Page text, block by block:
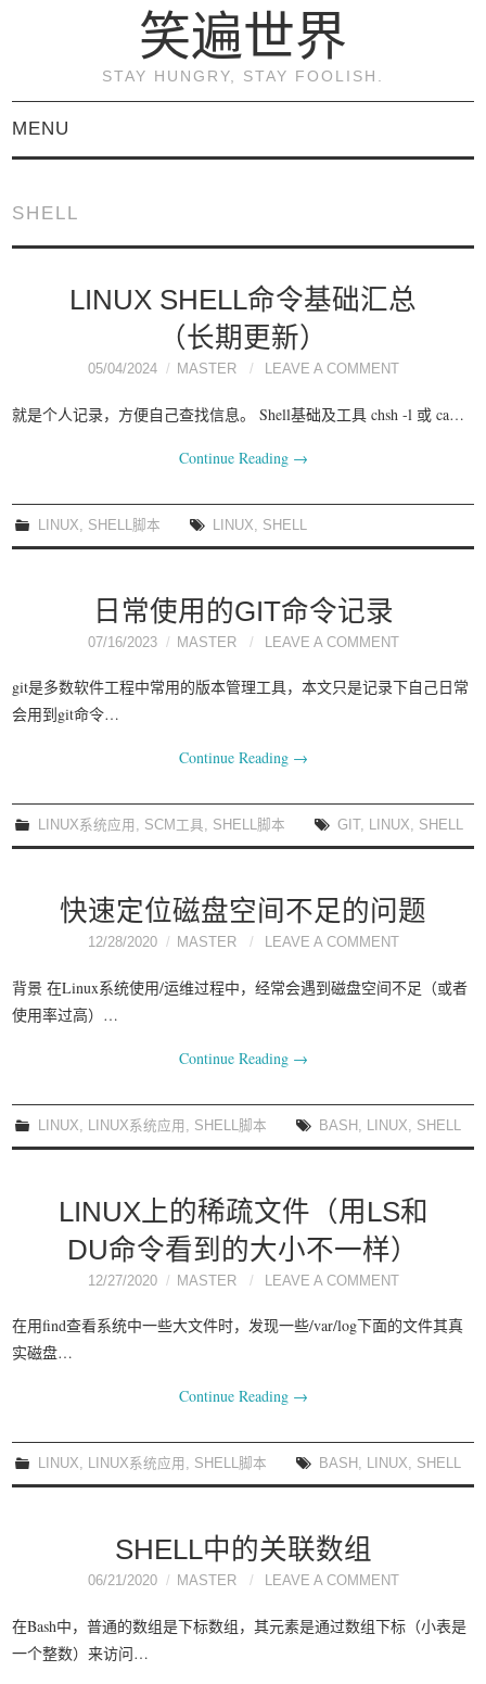
笑遍世界
STAY HUNGRY, STAY FOOLISH.
MENU
（连载）
《KVM虚拟化技术：实
战与原理解析》
我要笑遍世界
SHELL
LINUX SHELL命令基础汇总
（长期更新）
05/04/2024 MASTER LEAVE A COMMENT
就是个人记录，方便自己查找信息。 Shell基础及工具 chsh -l 或 ca…
Continue Reading →
LINUX SHELL脚本 LINUX SHELL
日常使用的GIT命令记录
07/16/2023 MASTER LEAVE A COMMENT
git是多数软件工程中常用的版本管理工具，本文只是记录下自己日常
会用到git命令…
Continue Reading →
LINUX系统应用 , SCM工具, SHELL脚本 GIT , LINUX, SHELL
快速定位磁盘空间不足的问题
12/28/2020 MASTER LEAVE A COMMENT
背景 在Linux系统使用/运维过程中，经常会遇到磁盘空间不足（或者
使用率过高）…
Continue Reading →
LINUX LINUX系统应用 SHELL脚本 BASH LINUX SHELL
LINUX上的稀疏文件（用LS和
DU命令看到的大小不一样）
12/27/2020 MASTER LEAVE A COMMENT
在用find查看系统中一些大文件时，发现一些/var/log下面的文件其真
实磁盘…
Continue Reading →
LINUX, LINUX系统应用 , SHELL脚本 BASH , LINUX, SHELL
SHELL中的关联数组
06/21/2020 MASTER LEAVE A COMMENT
在Bash中，普通的数组是下标数组，其元素是通过数组下标（小表是
一个整数）来访问…